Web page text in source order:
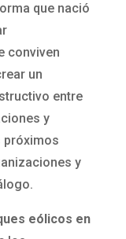
que nació
conviven
un
entre
y
próximos
y
eólicos en